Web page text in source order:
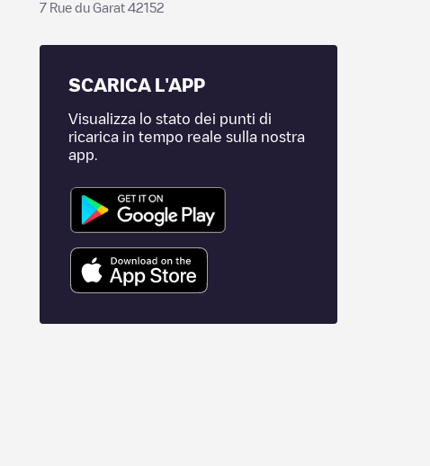
7 Rue du Garat 42152
SCARICA L'APP
Visualizza lo stato dei punti di
ricarica in tempo reale sulla nostra
app.